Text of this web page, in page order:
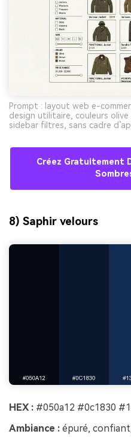
Prompt : layout web e-
design utilitaire, couleurs
sidebar filtres, sans cadre
Créez Gratuitement
8) Saphir velours
HEX : #050a12 #0c1830
Ambiance : épuré,